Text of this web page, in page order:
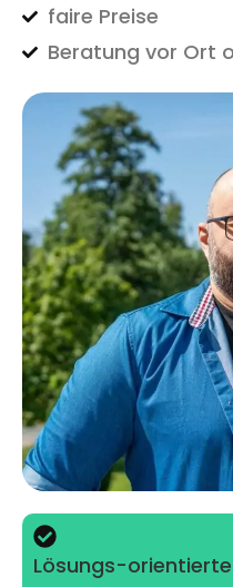
faire Preise
Beratung vor Ort
Lösungs-